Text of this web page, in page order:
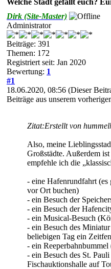
Dirk (Site-Master)
Administrator
Beiträge: 391
Themen: 172
Registriert seit: Jan 2020
Bewertung: 1
#1
18.06.2020, 08:56 (Dieser
Beiträge aus unserem
Zitat:Erstellt von
Also, meine
Großstädte. Außerdem
empfehle ich die
- eine Hafenrundfahrt (es
vor Ort buchen)
- ein Besuch der
- ein Besuch der
- ein Musical-Besuch
- ein Besuch des
beliebigen Tag ein
- ein
- ein Besuch des St.
Fischauktionshalle auf